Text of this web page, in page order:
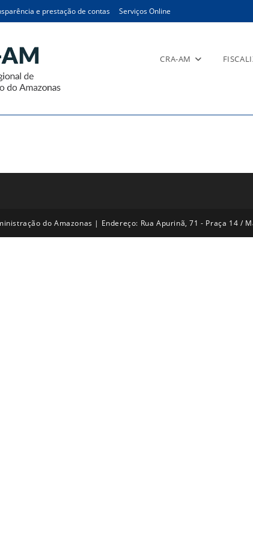
e prestação de contas Serviços Online
CRA-AM
do Amazonas | Endereço: Rua Apurinã, 71 - Praça 14 /